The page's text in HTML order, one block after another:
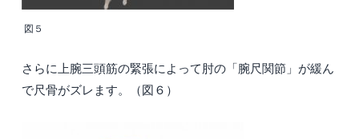
図５
さらに上腕三頭筋の緊張によって肘の「腕尺関節」が緩ん
で尺骨がズレます。（図６）